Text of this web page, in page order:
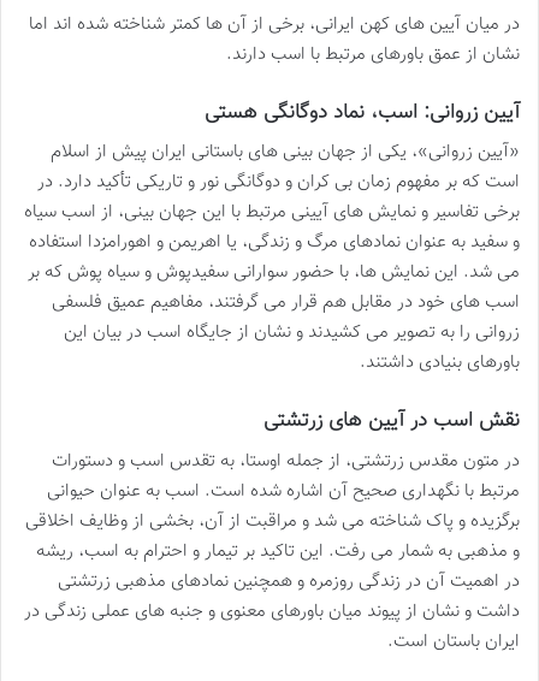
در میان آیین های کهن ایرانی، برخی از آن ها کمتر شناخته شده اند اما
نشان از عمق باورهای مرتبط با اسب دارند.
آیین زروانی: اسب، نماد دوگانگی هستی
«آیین زروانی»، یکی از جهان بینی های باستانی ایران پیش از اسلام
است که بر مفهوم زمان بی کران و دوگانگی نور و تاریکی تأکید دارد. در
برخی تفاسیر و نمایش های آیینی مرتبط با این جهان بینی، از اسب سیاه
و سفید به عنوان نمادهای مرگ و زندگی، یا اهریمن و اهورامزدا استفاده
می شد. این نمایش ها، با حضور سوارانی سفیدپوش و سیاه پوش که بر
اسب های خود در مقابل هم قرار می گرفتند، مفاهیم عمیق فلسفی
زروانی را به تصویر می کشیدند و نشان از جایگاه اسب در بیان این
باورهای بنیادی داشتند.
نقش اسب در آیین های زرتشتی
در متون مقدس زرتشتی، از جمله اوستا، به تقدس اسب و دستورات
مرتبط با نگهداری صحیح آن اشاره شده است. اسب به عنوان حیوانی
برگزیده و پاک شناخته می شد و مراقبت از آن، بخشی از وظایف اخلاقی
و مذهبی به شمار می رفت. این تاکید بر تیمار و احترام به اسب، ریشه
در اهمیت آن در زندگی روزمره و همچنین نمادهای مذهبی زرتشتی
داشت و نشان از پیوند میان باورهای معنوی و جنبه های عملی زندگی در
ایران باستان است.